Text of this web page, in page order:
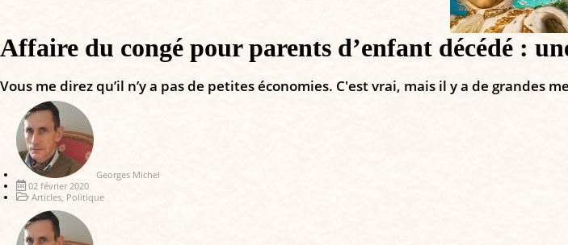
Affaire du congé pour parents d’enfant décédé :
Vous me direz qu’il n’y a pas de petites économies. C'est vrai, mais il y a de grandes
Georges Michel
02 février 2020
Articles, Politique